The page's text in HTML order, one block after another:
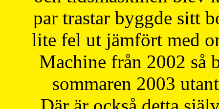
par trastar byggde sitt
lite fel ut jämfört med
Machine från 2002 så
sommaren 2003